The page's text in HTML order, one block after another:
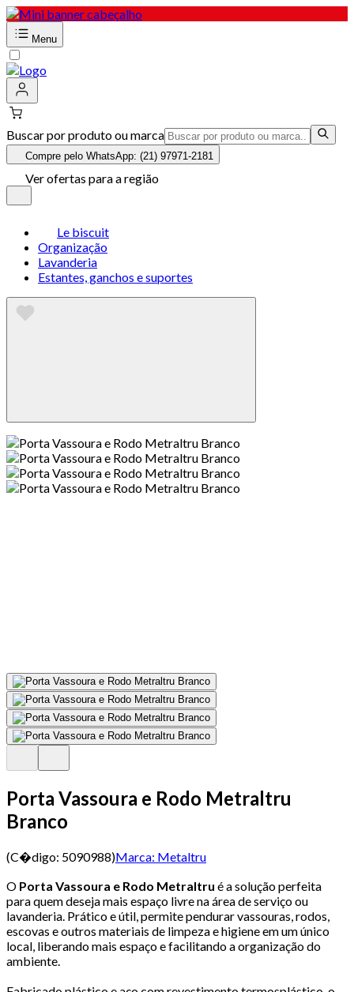
Menu
Buscar por produto ou marca
Compre pelo WhatsApp: (21) 97971-2181
Ver ofertas para a região
Le biscuit
Organização
Lavanderia
Estantes, ganchos e suportes
Porta Vassoura e Rodo Metraltru
Branco
(C�digo: 5090988)Marca: Metaltru
O Porta Vassoura e Rodo Metraltru é a solução perfeita
para quem deseja mais espaço livre na área de serviço ou
lavanderia. Prático e útil, permite pendurar vassouras, rodos,
escovas e outros materiais de limpeza e higiene em um único
local, liberando mais espaço e facilitando a organização do
ambiente.